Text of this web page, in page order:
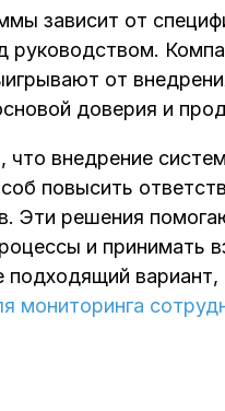
зависит от
руководством.
от
доверия и
внедрение
повысить
Эти решения
и принимать
подходящий
мониторинга